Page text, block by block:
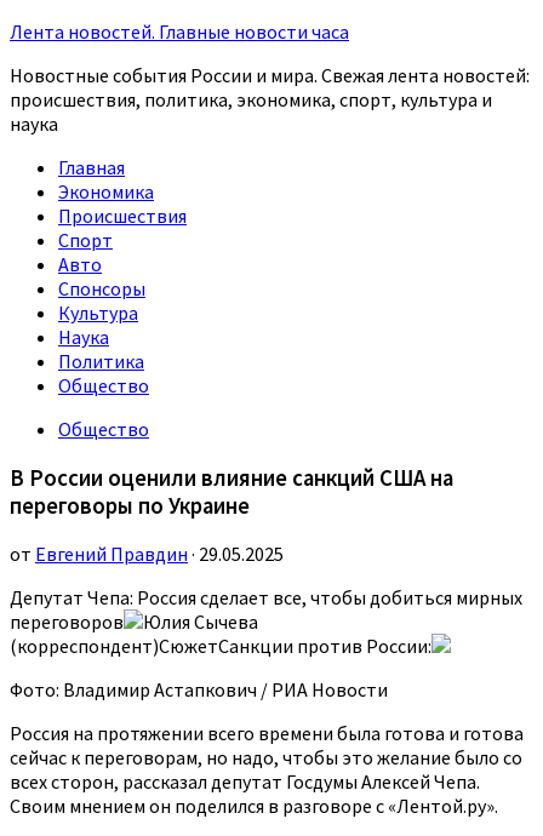
Лента новостей. Главные новости часа
Новостные события России и мира. Свежая лента новостей:
происшествия, политика, экономика, спорт, культура и
наука
Главная
Экономика
Происшествия
Спорт
Авто
Спонсоры
Культура
Наука
Политика
Общество
Общество
В России оценили влияние санкций США на
переговоры по Украине
от Евгений Правдин · 29.05.2025
Депутат Чепа: Россия сделает все, чтобы добиться мирных
переговоров
Юлия Сычева
(корреспондент)СюжетСанкции против России:
Фото: Владимир Астапкович / РИА Новости
Россия на протяжении всего времени была готова и готова
сейчас к переговорам, но надо, чтобы это желание было со
всех сторон, рассказал депутат Госдумы Алексей Чепа.
Своим мнением он поделился в разговоре с «Лентой.ру».